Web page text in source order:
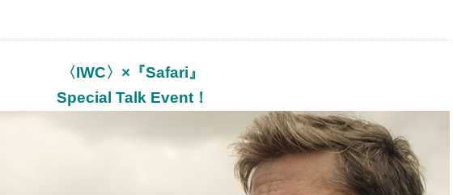
〈IWC〉×『Safari』
Special Talk Event！